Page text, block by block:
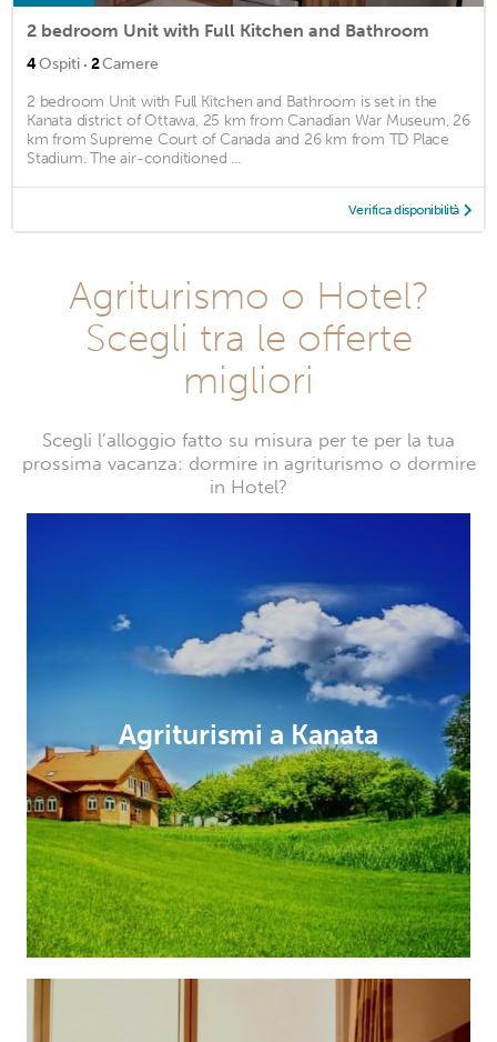
2 bedroom Unit with Full Kitchen and Bathroom
4Ospiti · 2Camere
2 bedroom Unit with Full Kitchen and Bathroom is set in the
Kanata district of Ottawa, 25 km from Canadian War Museum, 26
km from Supreme Court of Canada and 26 km from TD Place
Stadium. The air-conditioned ...
Verifica disponibilità
Agriturismo o Hotel?
Scegli tra le offerte
migliori
Scegli l’alloggio fatto su misura per te per la tua
prossima vacanza: dormire in agriturismo o dormire
in Hotel?
Agriturismi a Kanata